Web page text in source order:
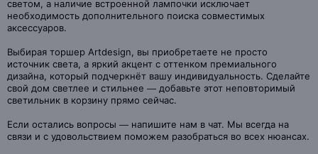
светом, а наличие встроенной лампочки исключает
необходимость дополнительного поиска совместимых
аксессуаров.
Выбирая торшер Artdesign, вы приобретаете не просто
источник света, а яркий акцент с оттенком премиального
дизайна, который подчеркнёт вашу индивидуальность. Сделайте
свой дом светлее и стильнее — добавьте этот неповторимый
светильник в корзину прямо сейчас.
Если остались вопросы — напишите нам в чат. Мы всегда на
связи и с удовольствием поможем разобраться во всех нюансах.